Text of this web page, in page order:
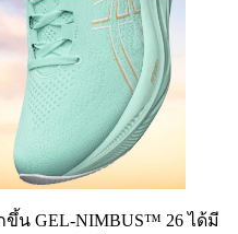
น GEL-NIMBUS™ 26 ได้มี